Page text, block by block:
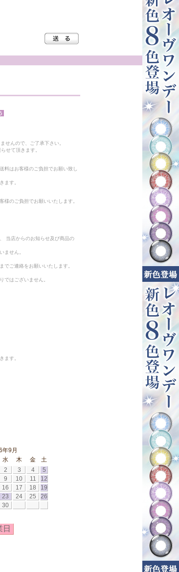
せんので、ご了承下さい。
せて頂きます。
料はお客様のご負担でお願い致し
ます。
様のご負担でお願いいたします。
当店からのお知らせ及び商品の
ません。
でご連絡をお願いいたします。
ではございません。
ます。
年9月
水 木 金
土
2 3 4
5
9 10 11
12
16 17 18
19
23 24 25
26
30
日